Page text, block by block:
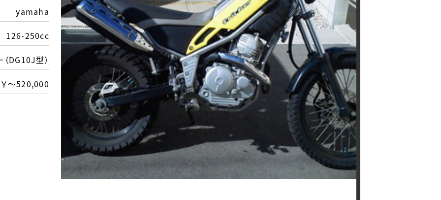
yamaha
126-250cc
（DG10J型）
￥～520,000